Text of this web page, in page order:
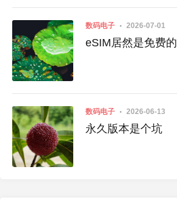
数码电子 2026-07-01
eSIM居然是免费的
数码电子 2026-06-13
永久版本是个坑